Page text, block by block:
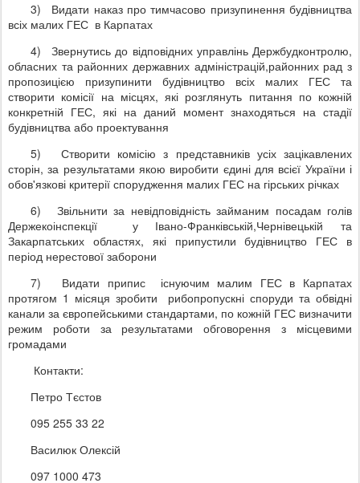
3)
Видати наказ про тимчасово призупинення будівництва
всіх малих ГЕС в Карпатах
4)
Звернутись до відповідних управлінь Держбудконтролю,
обласних та районних державних адміністрацій,районних рад з
пропозицією призупинити будівництво всіх малих ГЕС та
створити комісії на місцях, які розглянуть питання по кожній
конкретній ГЕС, які на даний момент знаходяться на стадії
будівництва або проектування
5)
Створити комісію з представників усіх зацікавлених
сторін, за результатами якою виробити єдині для всієї України і
обов'язкові критерії спорудження малих ГЕС на гірських річках
6)
Звільнити за невідповідність займаним посадам голів
Держекоінспекції у Івано-Франківській,Чернівецькій та
Закарпатських областях, які припустили будівництво ГЕС в
період нерестової заборони
7)
Видати припис існуючим малим ГЕС в Карпатах
протягом 1 місяця зробити рибопропускні споруди та обвідні
канали за європейськими стандартами, по кожній ГЕС визначити
режим роботи за результатами обговорення з місцевими
громадами
Контакти:
Петро Тєстов
095 255 33 22
Василюк Олексій
097 1000 473